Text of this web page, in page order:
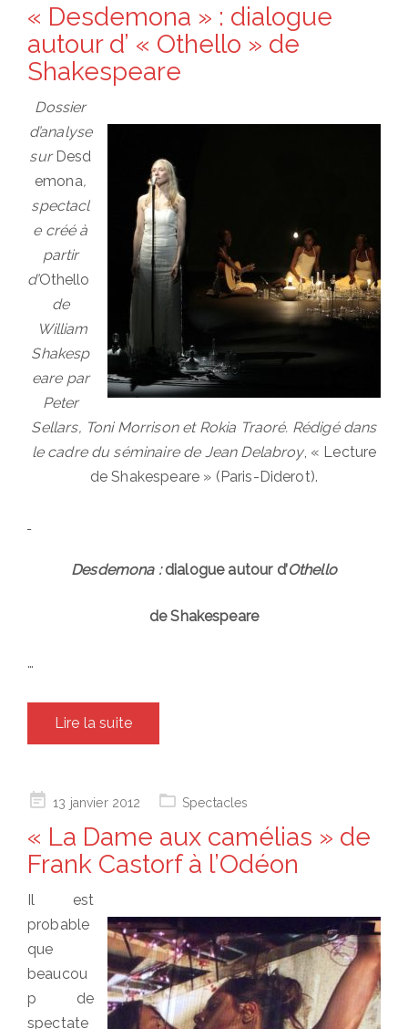
« Desdemona » : dialogue
autour d’ « Othello » de
Shakespeare
Dossier
d’analyse
surDesd
emona,
spectacl
e créé à
partir
d’Othello
de
William
Shakesp
eare par
Peter
Sellars, Toni Morrison et Rokia Traoré. Rédigé dans
le cadre du séminaire de Jean Delabroy, « Lecture
de Shakespeare » (Paris-Diderot).
Desdemona :dialogue autour d’Othello
de Shakespeare
…
Lire la suite
Posted13 janvier 2012 Spectacles
« La Dame aux camélias » de
Frank Castorf à l’Odéon
Il est
probable
que
beaucou
p de
spectate